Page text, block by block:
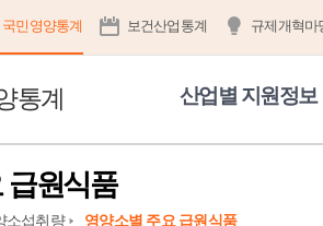
국민영양통계 보건산업통계 규제개혁마
통계 산업별 지원정보
급원식품
소섭취량 영양소별 주요 급원식품